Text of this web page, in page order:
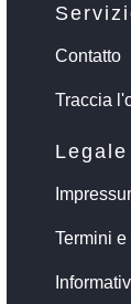
Contatto
Traccia
Legale
Termini